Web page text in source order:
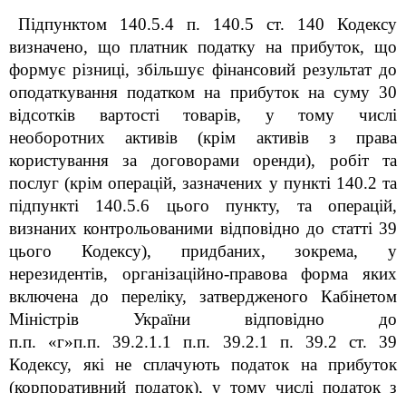
Підпунктом 140.5.4 п. 140.5 ст. 140 Кодексу
визначено, що платник податку на прибуток, що
формує різниці, збільшує фінансовий результат до
оподаткування податком на прибуток на суму 30
відсотків вартості товарів, у тому числі
необоротних активів (крім активів з права
користування за договорами оренди), робіт та
послуг (крім операцій, зазначених у пункті 140.2 та
підпункті 140.5.6 цього пункту, та операцій,
визнаних контрольованими відповідно до статті 39
цього Кодексу), придбаних, зокрема, у
нерезидентів, організаційно-правова форма яких
включена до переліку, затвердженого Кабінетом
Міністрів України відповідно до
п.п. «г»п.п. 39.2.1.1 п.п. 39.2.1 п. 39.2 ст. 39
Кодексу, які не сплачують податок на прибуток
(корпоративний податок), у тому числі податок з